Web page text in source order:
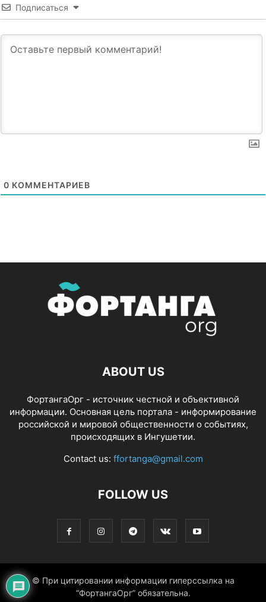
Подписаться
0 КОММЕНТАРИЕВ
ABOUT US
ФортангаОрг - источник честной и объективной
информации. Основная цель портала - информирование
российской и мировой общественности о событиях,
происходящих в Ингушетии.
Contact us: ffortanga@gmail.com
FOLLOW US
© При цитировании информации гиперссылка на
“ФортангаОрг” обязательна.